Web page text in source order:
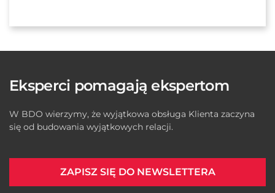
Eksperci pomagają ekspertom
W BDO wierzymy, że wyjątkowa obsługa Klienta zaczyna
się od budowania wyjątkowych relacji.
ZAPISZ SIĘ DO NEWSLETTERA